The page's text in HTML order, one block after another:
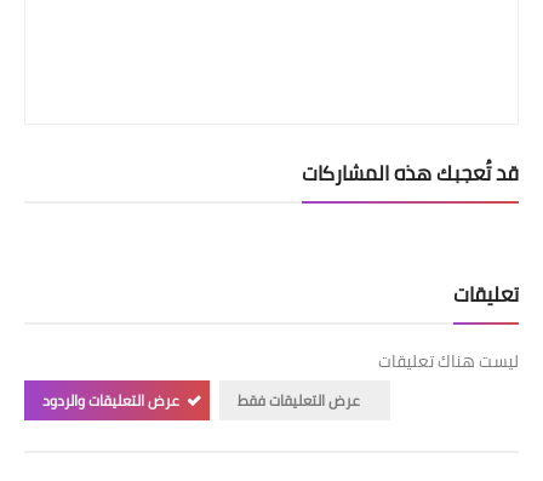
قد تُعجبك هذه المشاركات
تعليقات
ليست هناك تعليقات
عرض التعليقات فقط عرض التعليقات والردود